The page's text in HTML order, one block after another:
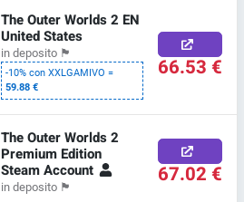
The Outer Worlds 2 EN
United States
in deposito 🏴
-10% con XXLGAMIVO =
59.88 €
66.53 €
The Outer Worlds 2
Premium Edition
Steam Account
in deposito 🏴 67.02 €